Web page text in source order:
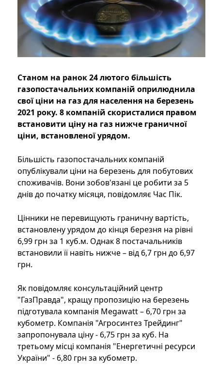
Станом на ранок 24 лютого більшість
газопостачальних компаній оприлюднила
свої ціни на газ для населення на березень
2021 року. 8 компаній скористалися правом
встановити ціну на газ нижче граничної
ціни, встановленої урядом.
Більшість газопостачальних компаній
опублікували ціни на березень для побутових
споживачів. Вони зобов'язані це робити за 5
днів до початку місяця, повідомляє Час Пік.
Цінники не перевищують граничну вартість,
встановлену урядом до кінця березня на рівні
6,99 грн за 1 куб.м. Однак 8 постачальників
встановили її навіть нижче – від 6,7 грн до 6,97
грн.
Як повідомляє консультаційний центр
"ГазПравда", кращу пропозицію на березень
підготувала компанія Megawatt – 6,70 грн за
кубометр. Компанія "Агросинтез Трейдинг"
запропонувала ціну - 6,75 грн за куб. На
третьому місці компанія "Енергетичні ресурси
України" - 6,80 грн за кубометр.